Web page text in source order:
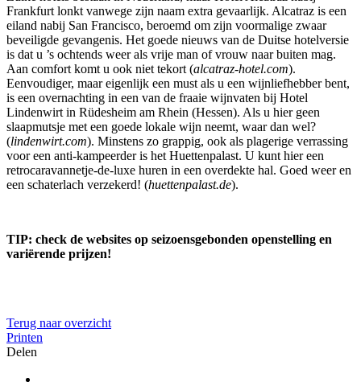
Frankfurt lonkt vanwege zijn naam extra gevaarlijk. Alcatraz is een
eiland nabij San Francisco, beroemd om zijn voormalige zwaar
beveiligde gevangenis. Het goede nieuws van de Duitse hotelversie
is dat u ’s ochtends weer als vrije man of vrouw naar buiten mag.
Aan comfort komt u ook niet tekort (alcatraz-hotel.com).
Eenvoudiger, maar eigenlijk een must als u een wijnliefhebber bent,
is een overnachting in een van de fraaie wijnvaten bij Hotel
Lindenwirt in Rüdesheim am Rhein (Hessen). Als u hier geen
slaapmutsje met een goede lokale wijn neemt, waar dan wel?
(lindenwirt.com). Minstens zo grappig, ook als plagerige verrassing
voor een anti-kampeerder is het Huettenpalast. U kunt hier een
retrocaravannetje-de-luxe huren in een overdekte hal. Goed weer en
een schaterlach verzekerd! (huettenpalast.de).
TIP: check de websites op seizoensgebonden openstelling en
variërende prijzen!
Terug naar overzicht
Printen
Delen